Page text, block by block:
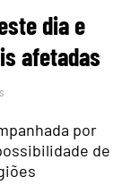
dia e
afetadas
por
de